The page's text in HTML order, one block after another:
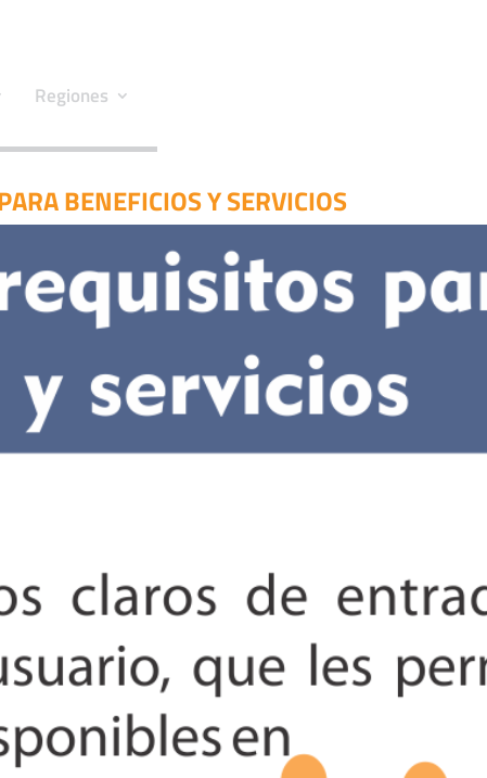
Regiones
BENEFICIOS Y SERVICIOS